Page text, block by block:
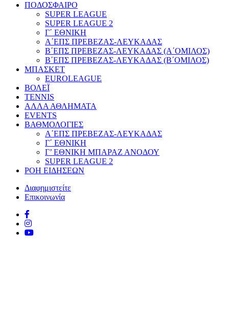
ΠΟΔΟΣΦΑΙΡΟ
SUPER LEAGUE
SUPER LEAGUE 2
Γ΄ ΕΘΝΙΚΗ
Α΄ΕΠΣ ΠΡΕΒΕΖΑΣ-ΛΕΥΚΑΔΑΣ
Β΄ΕΠΣ ΠΡΕΒΕΖΑΣ-ΛΕΥΚΑΔΑΣ (Α΄ΟΜΙΛΟΣ)
Β΄ΕΠΣ ΠΡΕΒΕΖΑΣ-ΛΕΥΚΑΔΑΣ (Β΄ΟΜΙΛΟΣ)
ΜΠΑΣΚΕΤ
EUROLEAGUE
ΒΟΛΕΪ
TENNIS
ΑΛΛΑ ΑΘΛΗΜΑΤΑ
EVENTS
ΒΑΘΜΟΛΟΓΙΕΣ
Α΄ΕΠΣ ΠΡΕΒΕΖΑΣ-ΛΕΥΚΑΔΑΣ
Γ΄ ΕΘΝΙΚΗ
Γ’ ΕΘΝΙΚΗ ΜΠΑΡΑΖ ΑΝΟΔΟΥ
SUPER LEAGUE 2
ΡΟΗ ΕΙΔΗΣΕΩΝ
Διαφημιστείτε
Επικοινωνία